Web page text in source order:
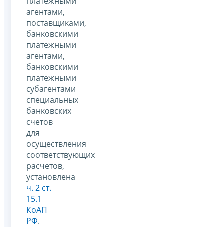
агентами,
поставщиками,
банковскими
платежными
агентами,
банковскими
платежными
субагентами
специальных
банковских
счетов
для
осуществления
соответствующих
расчетов,
установлена
ч. 2 ст.
15.1
КоАП
РФ.